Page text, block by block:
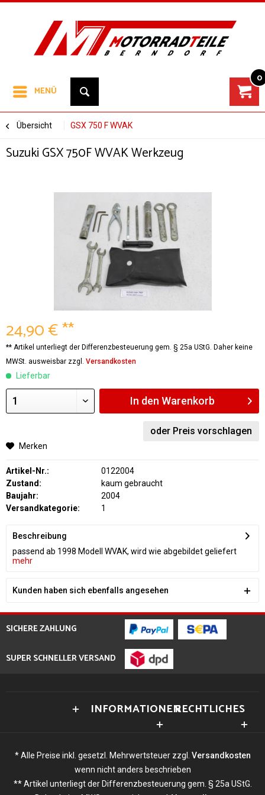
MENÜ
0
Übersicht GSX 750 F WVAK
Suzuki GSX 750F WVAK Werkzeug
24,90 € **
** Artikel unterliegt der Differenzbesteuerung gem. § 25a UStG. Daher keine
MWSt. ausweisbar zzgl. Versandkosten
Lieferbar
In den Warenkorb
oder Preis vorschlagen
Merken
Artikel-Nr.:
0122004
Zustand:
kaum gebraucht
Baujahr:
2004
Versandkategorie:
1
Beschreibung
passend ab 1998 Modell WVAK, wird wie abgebildet geliefert
mehr
Kunden haben sich ebenfalls angesehen
SICHERE ZAHLUNG
SUPER SCHNELLER VERSAND
INFORMATIONENRECHTLICHES
* Alle Preise inkl. gesetzl. Mehrwertsteuer zzgl. Versandkosten
wenn nicht anders beschrieben
** Artikel unterliegt der Differenzbesteuerung gem. § 25a UStG.